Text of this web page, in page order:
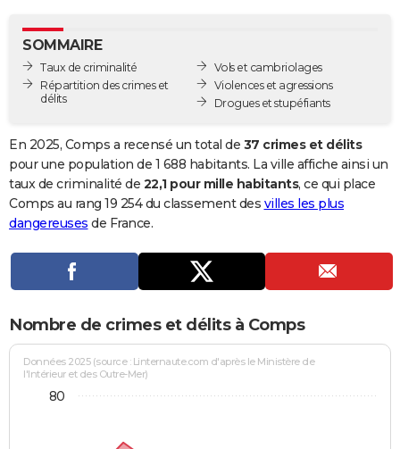
GUIDES D'ACHAT
BONS PLANS
Carte de Noël
Carte Bonne année
Carte Saint-Valentin
Carte Pâques
Carte d'anniversaire
DICTIONNAIRE
Dictionnaire
Biographies
Citations
Expressions
Proverbes
PROGRAMME TV
Se connecter
Entreprises
Service militaire
Avis de recherche
AVIS DE DÉCÈS
Bricolage
Lifestyle
Culture
Sport
Auto
Television
Voyage
Cinema
SOMMAIRE
Taux de criminalité
Répartition des crimes et
délits
Vols et cambriolages
Violences et agressions
Drogues et stupéfiants
En 2025, Comps a recensé un total de 37 crimes et délits
pour une population de 1 688 habitants. La ville affiche ainsi un
taux de criminalité de 22,1 pour mille habitants, ce qui place
Comps au rang 19 254 du classement des villes les plus
dangereuses de France.
Nombre de crimes et délits à Comps
Données 2025 (source : Linternaute.com d'après le Ministère de
l'Intérieur et des Outre-Mer)
80